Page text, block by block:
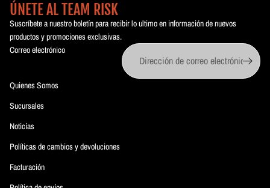
ÚNETE AL TEAM RISK
Suscríbete a nuestro boletín para recibir lo ultimo en información de nuevos
productos y promociones exclusivas.
Correo electrónico
Quienes Somos
Sucursales
Noticias
Políticas de cambios y devoluciones
Facturación